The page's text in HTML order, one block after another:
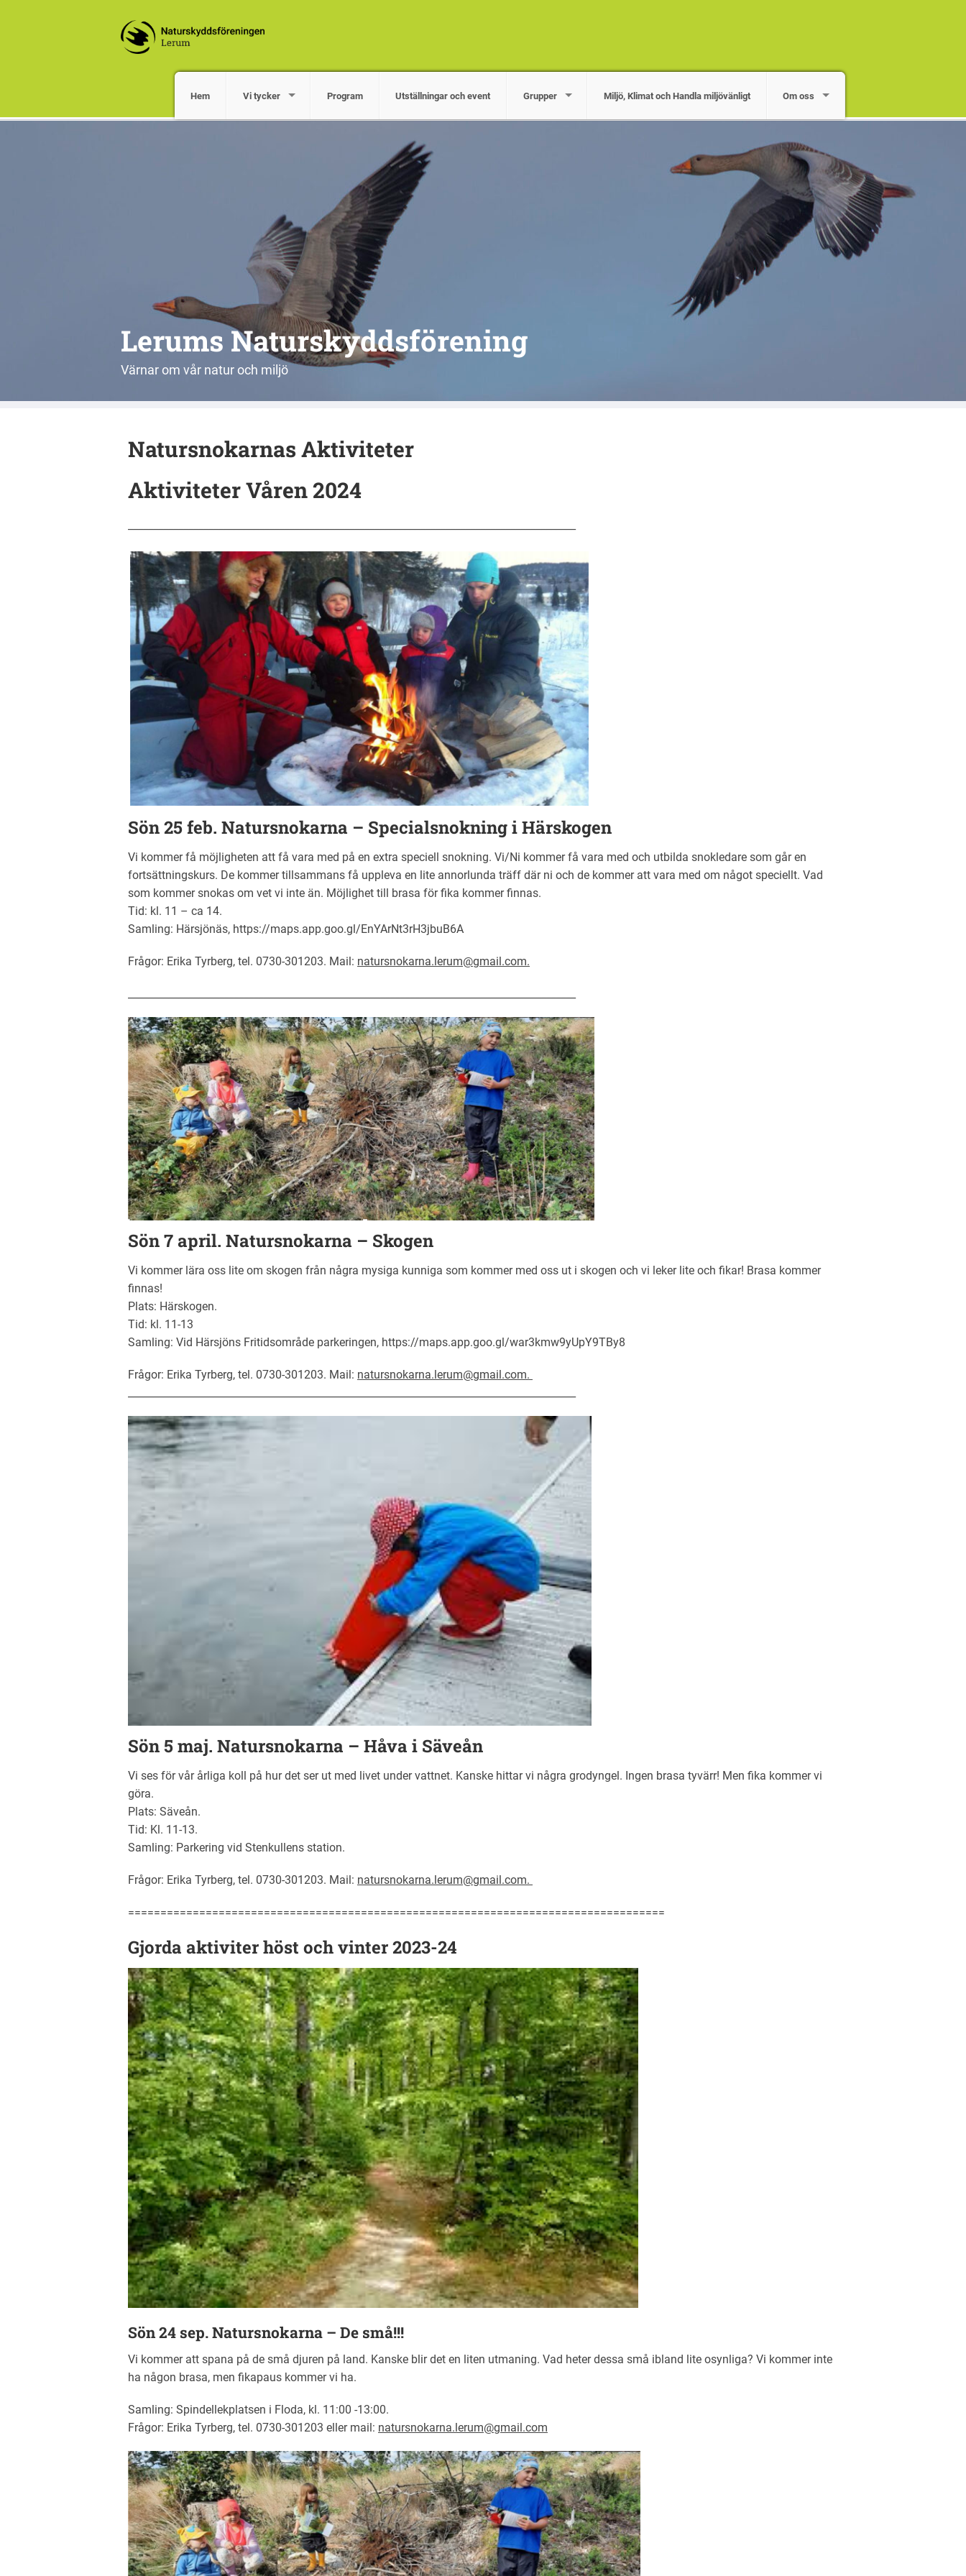
Hem Vi tycker Program Utställningar och event Grupper Miljö, Klimat och Handla miljövänligt Om oss
Lerums Naturskyddsförening
Värnar om vår natur och miljö
Natursnokarnas Aktiviteter
Aktiviteter Våren 2024
Sön 25 feb. Natursnokarna – Specialsnokning i Härskogen
Vi kommer få möjligheten att få vara med på en extra speciell snokning. Vi/Ni kommer få vara med och utbilda snokledare som går en
fortsättningskurs. De kommer tillsammans få uppleva en lite annorlunda träff där ni och de kommer att vara med om något speciellt. Vad
som kommer snokas om vet vi inte än. Möjlighet till brasa för fika kommer finnas.
Tid: kl. 11 – ca 14.
Samling: Härsjönäs, https://maps.app.goo.gl/EnYArNt3rH3jbuB6A
Frågor: Erika Tyrberg, tel. 0730-301203. Mail: natursnokarna.lerum@gmail.com.
Sön 7 april. Natursnokarna – Skogen
Vi kommer lära oss lite om skogen från några mysiga kunniga som kommer med oss ut i skogen och vi leker lite och fikar! Brasa kommer
finnas!
Plats: Härskogen.
Tid: kl. 11-13
Samling: Vid Härsjöns Fritidsområde parkeringen, https://maps.app.goo.gl/war3kmw9yUpY9TBy8
Frågor: Erika Tyrberg, tel. 0730-301203. Mail: natursnokarna.lerum@gmail.com.
Sön 5 maj. Natursnokarna – Håva i Säveån
Vi ses för vår årliga koll på hur det ser ut med livet under vattnet. Kanske hittar vi några grodyngel. Ingen brasa tyvärr! Men fika kommer vi
göra.
Plats: Säveån.
Tid: Kl. 11-13.
Samling: Parkering vid Stenkullens station.
Frågor: Erika Tyrberg, tel. 0730-301203. Mail: natursnokarna.lerum@gmail.com.
===================================================================================
Gjorda aktiviter höst och vinter 2023-24
Sön 24 sep.Natursnokarna – De små!!!
Vi kommer att spana på de små djuren på land. Kanske blir det en liten utmaning. Vad heter dessa små ibland lite osynliga? Vi kommer inte
ha någon brasa, men fikapaus kommer vi ha.
Samling: Spindellekplatsen i Floda, kl. 11:00 -13:00.
Frågor: Erika Tyrberg, tel. 0730-301203 eller mail: natursnokarna.lerum@gmail.com